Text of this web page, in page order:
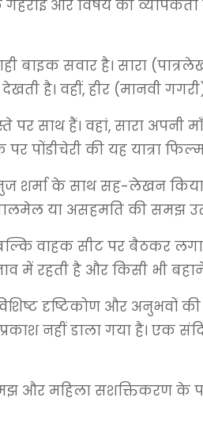
गहराई और विषय की
बाइक सवार है। सारा
है। वहीं, हीर (मानवी
पर साथ हैं। वहां, सारा
पोंडीचेरी की यह यात्रा
शर्मा के साथ सह-लेखन
या असहमति की समझ
वाहक सीट पर बैठकर
में रहती है और किसी भी
विशिष्ट दृष्टिकोण और
नहीं डाला गया है। एक
और महिला सशक्तिकरण के